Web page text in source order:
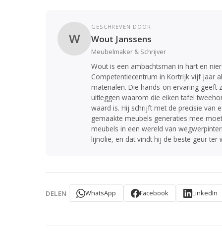
W
GESCHREVEN DOOR
Wout Janssens
Meubelmaker & Schrijver
Wout is een ambachtsman in hart en
Competentiecentrum in Kortrijk vijf jaar
materialen. Die hands-on ervaring geeft
uitleggen waarom die eiken tafel
waard is. Hij schrijft met de precisie van
gemaakte meubels generaties mee
meubels in een wereld van
lijnolie, en dat vindt hij de beste geur ter
DELEN WhatsApp Facebook LinkedIn